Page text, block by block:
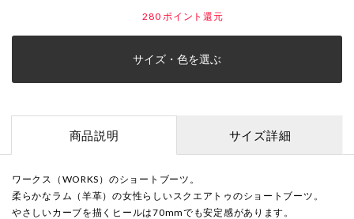
280 ポイント還元
サイズ・色を選ぶ
商品説明 サイズ詳細
ワークス（WORKS）のショートブーツ。
柔らかなラム（羊革）の女性らしいスクエアトゥのショートブーツ。
やさしいカーブを描くヒールは70mmでも安定感があります。